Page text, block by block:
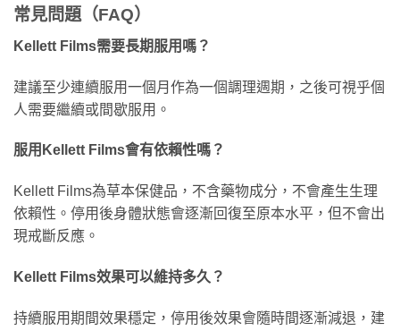
常見問題（FAQ）
Kellett Films需要長期服用嗎？
建議至少連續服用一個月作為一個調理週期，之後可視乎個
人需要繼續或間歇服用。
服用Kellett Films會有依賴性嗎？
Kellett Films為草本保健品，不含藥物成分，不會產生生理
依賴性。停用後身體狀態會逐漸回復至原本水平，但不會出
現戒斷反應。
Kellett Films效果可以維持多久？
持續服用期間效果穩定，停用後效果會隨時間逐漸減退，建